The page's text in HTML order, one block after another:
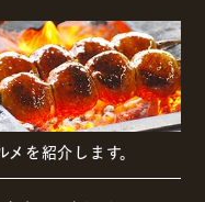
メを紹介します。